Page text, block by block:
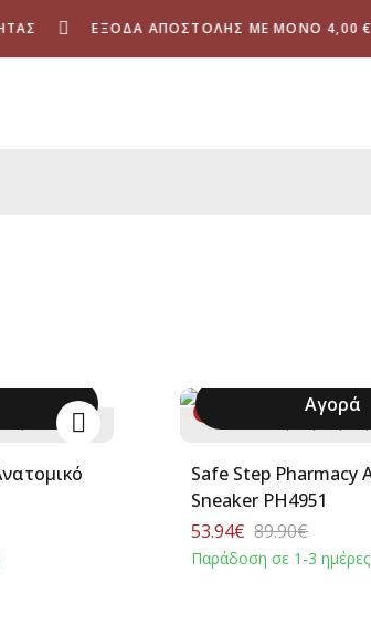
ΈΞΟΔΑ ΑΠΟΣΤΟΛΉΣ ΜΕ ΜΌΝΟ 4,00 €
Αγορά
Safe Step Pharmacy Ανατομικό
Sneaker PH4951
53.94€ 89.90€
Παράδοση σε 1-3 ημέρες